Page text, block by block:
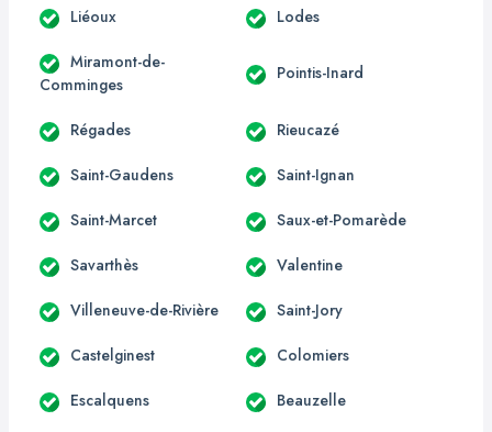
Liéoux Lodes
Miramont-de-
Comminges
Pointis-Inard
Régades Rieucazé
Saint-Gaudens Saint-Ignan
Saint-Marcet Saux-et-Pomarède
Savarthès Valentine
Villeneuve-de-Rivière Saint-Jory
Castelginest Colomiers
Escalquens Beauzelle